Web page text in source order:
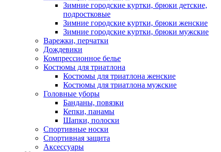
Зимние городские куртки, брюки детские,
подростковые
Зимние городские куртки, брюки женские
Зимние городские куртки, брюки мужские
Варежки, перчатки
Дождевики
Компрессионное белье
Костюмы для триатлона
Костюмы для триатлона женские
Костюмы для триатлона мужские
Головные уборы
Банданы, повязки
Кепки, панамы
Шапки, полоски
Спортивные носки
Спортивная защита
Аксессуары